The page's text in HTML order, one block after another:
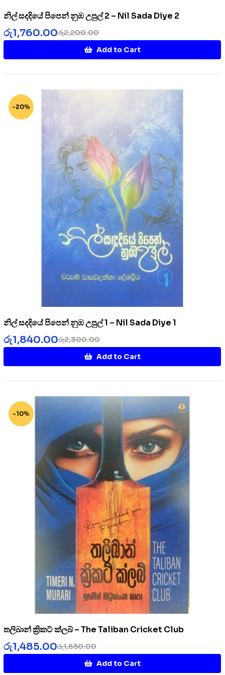
නිල් සදදියේ පිපෙන් නුඹ උපුල් 2 – Nil Sada Diye 2
රු2,200.00
රු1,760.00
Add to Cart
-20%
නිල් සදදියේ පිපෙන් නුඹ උපුල් 1 – Nil Sada Diye 1
රු2,300.00
රු1,840.00
Add to Cart
-10%
තලිබාන් ක්‍රිකට් ක්ලබ් – The Taliban Cricket Club
රු1,650.00
රු1,485.00
Add to Cart